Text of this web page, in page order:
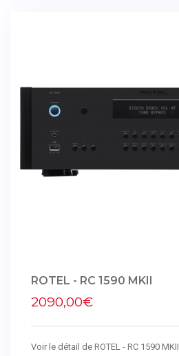
ROTEL - RC 1590 MKII
2090,00€
Voir le détail de ROTEL - RC 1590 MKII